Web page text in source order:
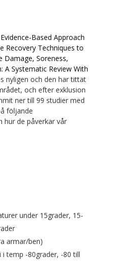
Based Approach
Recovery Techniques to
Damage, Soreness,
A Systematic Review With
nyligen och den har tittat
och efter exklusion
ner till 99 studier med
följande
hur de påverkar vår
under 15grader, 15-
armar/ben)
i temp -80grader, -80 till